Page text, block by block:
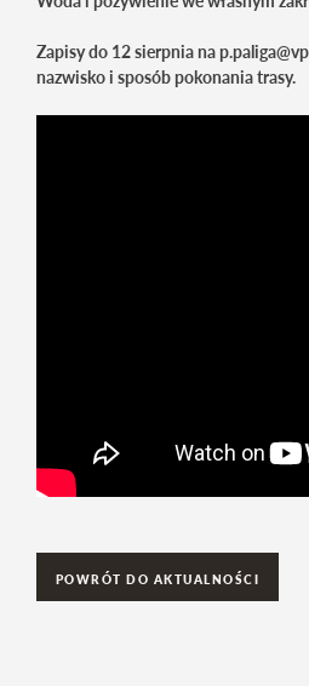
Zapisy do 12 sierpnia na
nazwisko i sposób pokonania trasy.
POWRÓT DO AKTUALNOŚCI